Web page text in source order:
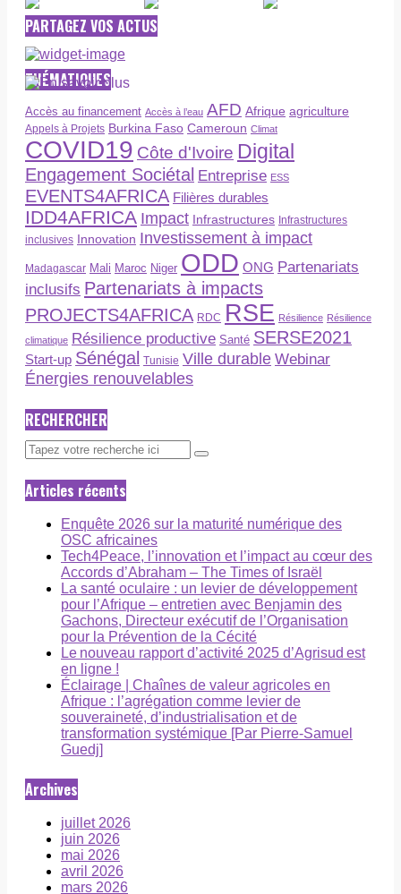
PARTAGEZ VOS ACTUS
THÉMATIQUES
Accès au financement Accès à l’eau AFD Afrique agriculture
Appels à Projets Burkina Faso Cameroun Climat
COVID19 Côte d'Ivoire Digital
Engagement Sociétal Entreprise ESS
EVENTS4AFRICA Filières durables
IDD4AFRICA Impact Infrastructures Infrastructures
inclusives Innovation Investissement à impact
Madagascar Mali Maroc Niger ODD ONG Partenariats
inclusifs Partenariats à impacts
PROJECTS4AFRICA RDC RSE Résilience Résilience
climatique Résilience productive Santé SERSE2021
Start-up Sénégal Tunisie Ville durable Webinar
Énergies renouvelables
RECHERCHER
Articles récents
Enquête 2026 sur la maturité numérique des
OSC africaines
Tech4Peace, l’innovation et l’impact au cœur des
Accords d’Abraham – The Times of Israël
La santé oculaire : un levier de développement
pour l’Afrique – entretien avec Benjamin des
Gachons, Directeur exécutif de l’Organisation
pour la Prévention de la Cécité
Le nouveau rapport d’activité 2025 d’Agrisud est
en ligne !
Éclairage | Chaînes de valeur agricoles en
Afrique : l’agrégation comme levier de
souveraineté, d’industrialisation et de
transformation systémique [Par Pierre-Samuel
Guedj]
Archives
juillet 2026
juin 2026
mai 2026
avril 2026
mars 2026